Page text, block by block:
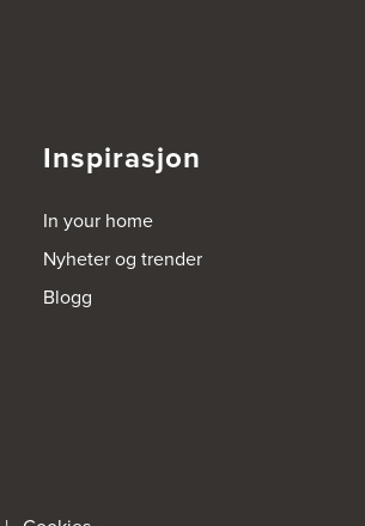
Inspirasjon
In your home
Nyheter og trender
Blogg